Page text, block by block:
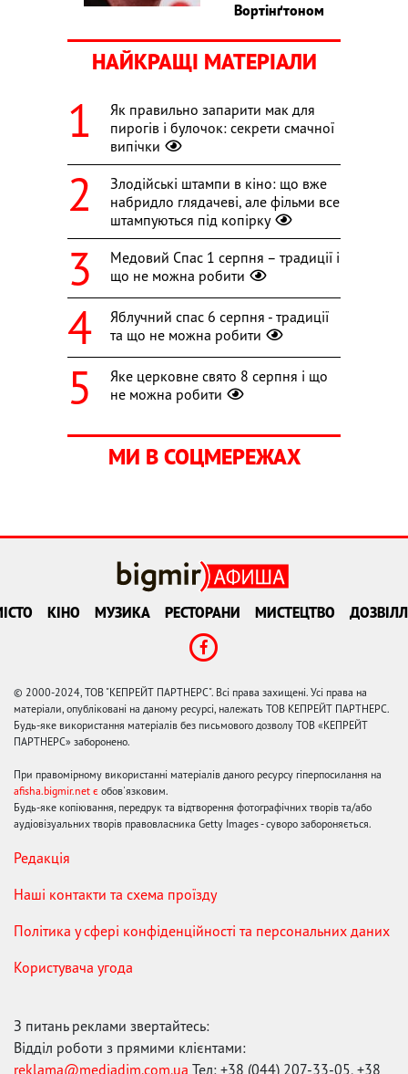
Вортінґтоном
НАЙКРАЩІ МАТЕРІАЛИ
Як правильно запарити мак для
пирогів і булочок: секрети смачної
випічки
Злодійські штампи в кіно: що вже
набридло глядачеві, але фільми все
штампуються під копірку
Медовий Спас 1 серпня – традиції і
що не можна робити
Яблучний спас 6 серпня - традиції
та що не можна робити
Яке церковне свято 8 серпня і що
не можна робити
МИ В СОЦМЕРЕЖАХ
КІНО МУЗИКА РЕСТОРАНИ МИСТЕЦТВО
© 2000-2024, ТОВ "КЕПРЕЙТ ПАРТНЕРС". Всі права захищені. Усі права на
матеріали, опубліковані на даному ресурсі, належать ТОВ КЕПРЕЙТ ПАРТНЕРС.
Будь-яке використання матеріалів без письмового дозволу ТОВ «КЕПРЕЙТ
ПАРТНЕРС» заборонено.
При правомірному використанні матеріалів даного ресурсу гіперпосилання на
afisha.bigmir.net є обов'язковим.
Будь-яке копіювання, передрук та відтворення фотографічних творів та/або
аудіовізуальних творів правовласника Getty Images - суворо забороняється.
Редакція
Наші контакти та схема проїзду
Політика у сфері конфіденційності та персональних даних
Користувача угода
З питань реклами звертайтесь:
Відділ роботи з прямими клієнтами:
reklama@mediadim.com.ua Тел: +38 (044) 207-33-05, +38